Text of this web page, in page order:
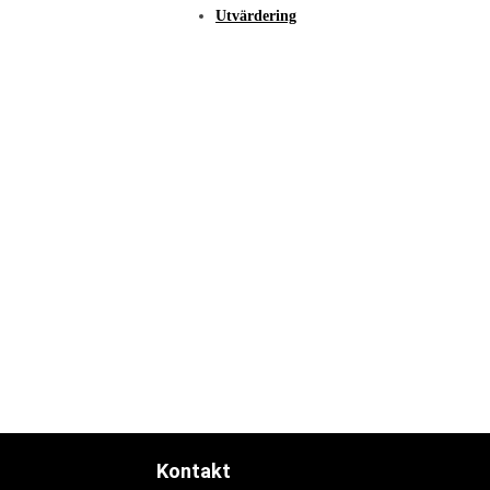
Utvärdering
Kontakt